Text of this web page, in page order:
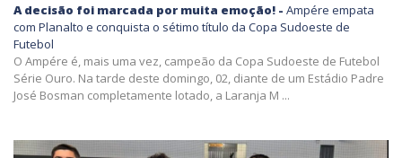
A decisão foi marcada por muita emoção! - Ampére empata
com Planalto e conquista o sétimo título da Copa Sudoeste de
Futebol
O Ampére é, mais uma vez, campeão da Copa Sudoeste de Futebol
Série Ouro. Na tarde deste domingo, 02, diante de um Estádio Padre
José Bosman completamente lotado, a Laranja M ...